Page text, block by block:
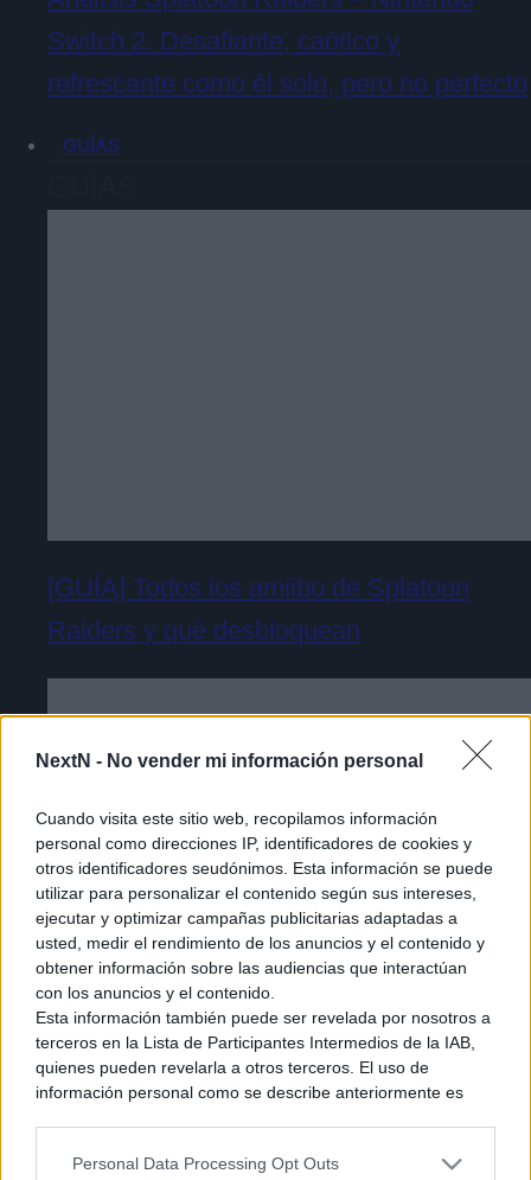
NextN - No vender mi información personal
Cuando visita este sitio web, recopilamos información
personal como direcciones IP, identificadores de cookies y
otros identificadores seudónimos. Esta información se puede
utilizar para personalizar el contenido según sus intereses,
ejecutar y optimizar campañas publicitarias adaptadas a
usted, medir el rendimiento de los anuncios y el contenido y
obtener información sobre las audiencias que interactúan
con los anuncios y el contenido.
Esta información también puede ser revelada por nosotros a
terceros en la Lista de Participantes Intermedios de la IAB,
quienes pueden revelarla a otros terceros. El uso de
información personal como se describe anteriormente es
generamos contenido relevante para nuestra audiencia.
Personal Data Processing Opt Outs
Switch 2. Desafiante, caótico y
refrescante como él solo, pero no perfecto
GUÍAS
[GUÍA] Todos los amiibo de Splatoon
Raiders y qué desbloquean
Cómo acceder a la beta cerrada de The
Duskbloods [Tutorial]